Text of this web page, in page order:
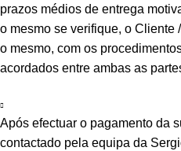
prazos médios de entrega
o mesmo se verifique, o Cliente
o mesmo, com os
acordados entre ambas as
Após efectuar o pagamento da
contactado pela equipa da